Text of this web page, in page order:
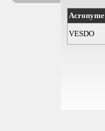
Acronyme
VESDO